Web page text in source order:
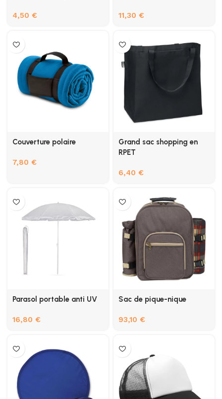
4,50 € 11,30 €
Couverture polaire
7,80 €
Grand sac shopping en
RPET
6,40 €
Parasol portable anti UV
16,80 €
Sac de pique-nique
93,10 €